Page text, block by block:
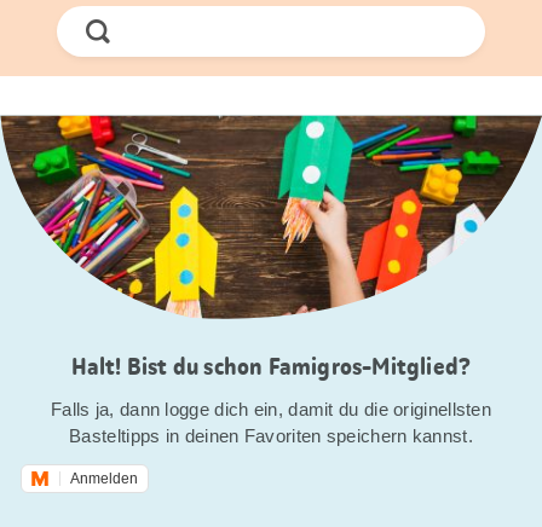
Jetzt
Suchen
Halt! Bist du schon Famigros-Mitglied?
Falls ja, dann logge dich ein, damit du die originellsten
Basteltipps in deinen Favoriten speichern kannst.
Anmelden